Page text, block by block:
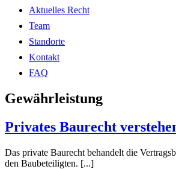
Aktuelles Recht
Team
Standorte
Kontakt
FAQ
Gewährleistung
Privates Baurecht
Das private Baurecht behandelt die
den Baubeteiligten. [...]